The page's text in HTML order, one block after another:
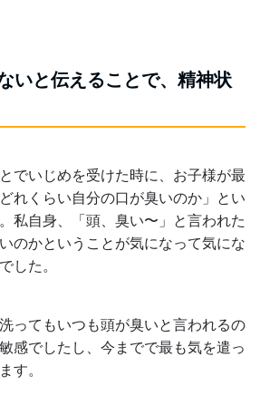
いと伝えることで、精神状
でいじめを受けた時に、お子様が最
れくらい自分の口が臭いのか」とい
私自身、「頭、臭い〜」と言われた
のかということが気になって気にな
した。
ってもいつも頭が臭いと言われるの
感でしたし、今までで最も気を遣っ
す。